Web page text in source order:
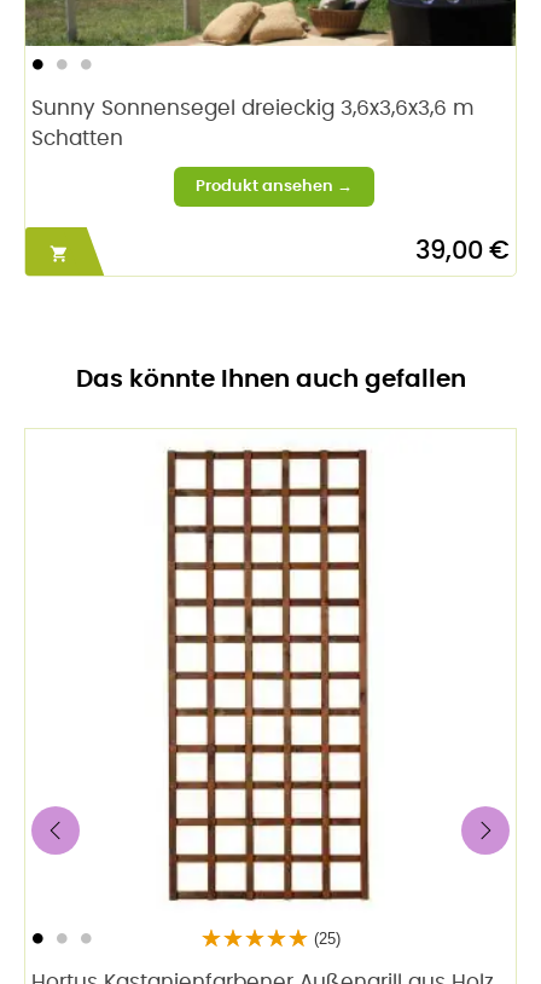
Sunny Sonnensegel dreieckig 3,6x3,6x3,6 m
Schatten
 39,00 €
Das könnte Ihnen auch gefallen
(25)